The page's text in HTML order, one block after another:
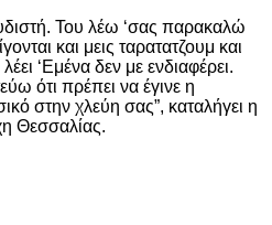
Του λέω ‘σας παρακαλώ
και μεις ταρατατζουμ και
‘Εμένα δεν με ενδιαφέρει.
ότι πρέπει να έγινε η
στην χλεύη σας”, καταλήγει η
Θεσσαλίας.